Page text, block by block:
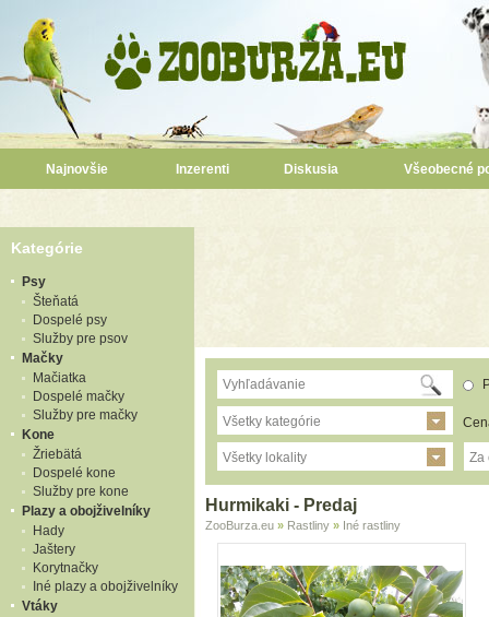
Najnovšie Inzerenti Diskusia Všeobecné
Kategórie
Psy
Šteňatá
Dospelé psy
Služby pre psov
Mačky
Mačiatka
Dospelé mačky
Služby pre mačky
Kone
Žriebätá
Dospelé kone
Služby pre kone
Plazy a obojživelníky
Hady
Jaštery
Korytnačky
Iné plazy a obojživelníky
Vtáky
Všetky kategórie
Všetky lokality Za
Hurmikaki - Predaj
ZooBurza.eu » Rastliny » Iné rastliny